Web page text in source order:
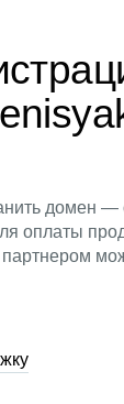
домен —
оплаты
партнером